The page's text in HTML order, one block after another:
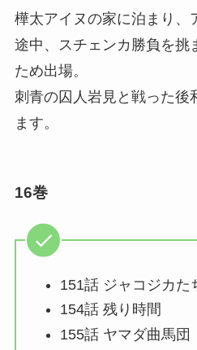
樺太アイヌの家に泊まり、
途中、スチェンカ勝負を挑
ため出場。
刺青の囚人岩見と戦った後
ます。
16巻
151話 ジャコジカた
154話 残り時間
155話 ヤマダ曲馬団